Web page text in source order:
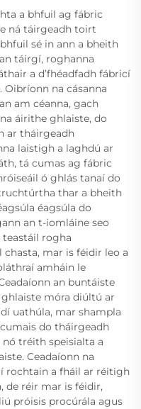
a bhfuil ag fábric
ná táirgeadh toirt
sé in ann a bheith
táirgí, roghanna
a d’fhéadfadh fábricí
Oibríonn na cásanna
am céanna, gach
áirithe ghlaiste, do
ar tháirgeadh
laistigh a laghdú ar
tá cumas ag fábric
ó ghlás tanaí do
thar a bheith
éagsúla do
an t-iomláine seo
rogha
mar is féidir leo a
amháin le
an buntáiste
móra diúltú ar
uathúla, mar shampla
do tháirgeadh
tréith speisialta a
Ceadaíonn na
rochtain a fháil ar réitigh
de réir mar is féidir,
próisis procúrála agus